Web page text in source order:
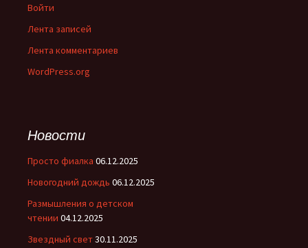
Войти
Лента записей
Лента комментариев
WordPress.org
Новости
Просто фиалка 06.12.2025
Новогодний дождь 06.12.2025
Размышления о детском
чтении 04.12.2025
Звездный свет30.11.2025